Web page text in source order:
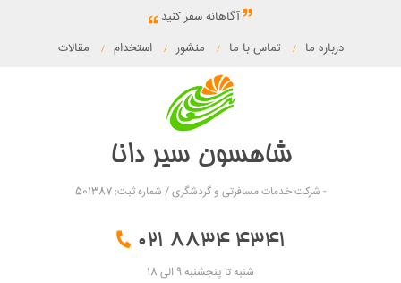
آگاهانه سفر کنید
درباره ما
/ تماس با ما / منشور / استخدام / مقالات
شاهسون سیر دانا
- شرکت خدمات مسافرتی و گردشگری / شماره ثبت: 501387
021 8834 4341
شنبه تا پنجشنبه 9 الی 18